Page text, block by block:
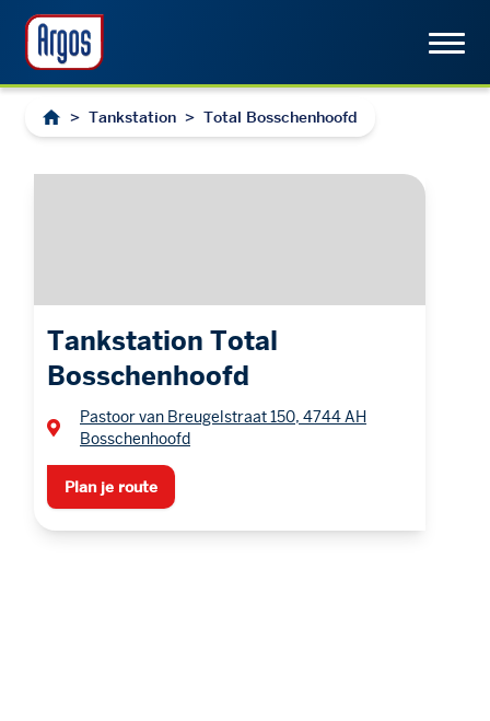
> Tankstation > Total Bosschenhoofd
Tankstation Total
Bosschenhoofd
Pastoor van Breugelstraat 150, 4744 AH
Bosschenhoofd
Plan je route